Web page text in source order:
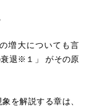
増大についても言
衰退※１」 がその原
を解説する章は、